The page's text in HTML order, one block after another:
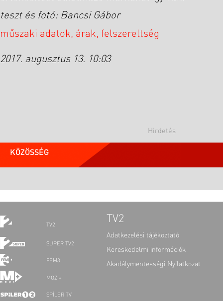
teszt és fotó: Bancsi Gábor
műszaki adatok, árak, felszereltség
2017. augusztus 13. 10:03
KÖZÖSSÉG
TV2
SUPER TV2
FEM3
MOZI+
SPÍLER TV
TV2
Adatkezelési tájékoztató
Kereskedelmi információk
Akadálymentességi Nyilatkozat